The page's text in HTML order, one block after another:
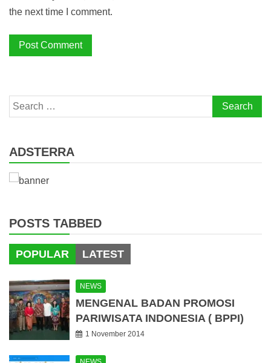
the next time I comment.
Search
for:
ADSTERRA
POSTS TABBED
POPULAR LATEST
NEWS
MENGENAL BADAN PROMOSI
PARIWISATA INDONESIA ( BPPI)
1 November 2014